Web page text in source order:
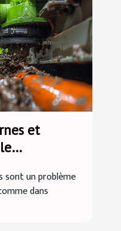
et
sont un problème
dans